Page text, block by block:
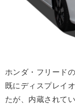
ホンダ・フリード
既にディスプレイ
たが、内蔵されて